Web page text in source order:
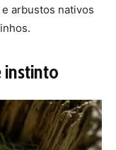
para os ovos
uma prova da
Cada galho,
cuidado,
Ao observar um
flor ou a